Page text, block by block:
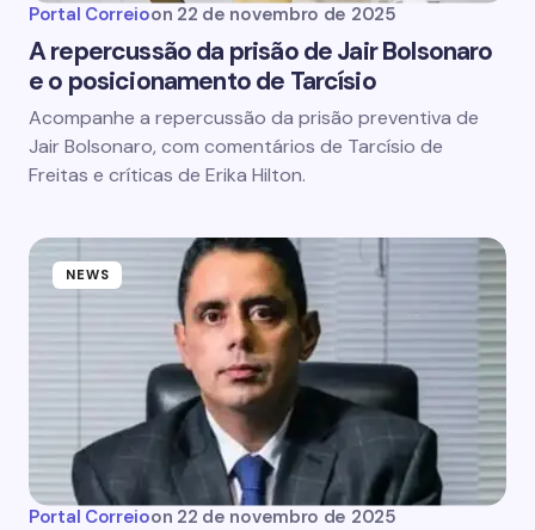
Portal Correioon 22 de novembro de 2025
A repercussão da prisão de Jair Bolsonaro
e o posicionamento de Tarcísio
Acompanhe a repercussão da prisão preventiva de
Jair Bolsonaro, com comentários de Tarcísio de
Freitas e críticas de Erika Hilton.
NEWS
Portal Correioon 22 de novembro de 2025